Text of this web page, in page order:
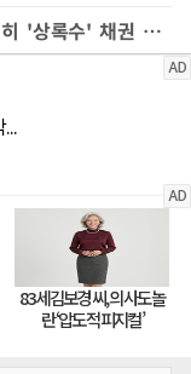
李 "약탈금융" 지적에…금융사들, 일제히 '상록수' 채권 매각(종합2보)